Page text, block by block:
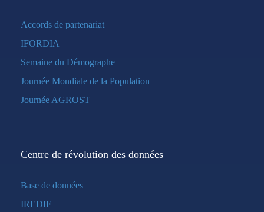
Accords de partenariat
IFORDIA
Semaine du Démographe
Journée Mondiale de la Population
Journée AGROST
Centre de révolution des données
Base de données
IREDIF